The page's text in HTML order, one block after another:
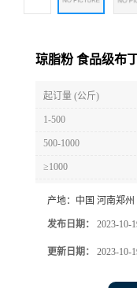
琼脂粉 食品级布
起订量 (公斤)
1-500
500-1000
≥1000
产地： 中国 河南郑州
发布日期： 2023-10-
更新日期： 2023-10-